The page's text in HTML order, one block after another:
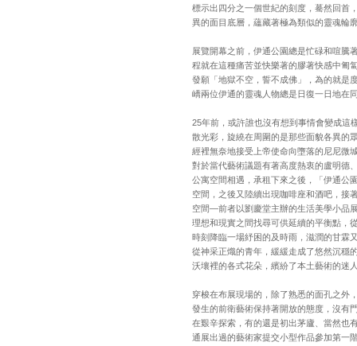
標示出四分之一個世紀的刻度，驀然回首
異的面目底層，蘊藏著極為類似的靈魂輪
展覽開幕之前，伊通公園總是忙碌和喧騰
程就在這種痛苦並快樂著的膠著快感中匍
發願「地獄不空，誓不成佛」，為的就是
嶠兩位伊通的靈魂人物總是日復一日地在
25年前，或許誰也沒有想到事情會變成這
散光彩，旋繞在周圍的是那些面貌各異的
經裡無奈地接受上帝使命向墮落的尼尼微
對於當代藝術議題有著高度熱衷的盧明
公寓空間相遇，承租下來之後，「伊通公
空間，之後又陸續出現咖啡座和酒吧，
空間—前者以劉慶堂主辦的生活美學小品
理想和現實之間找尋可供延續的平衡點，
時刻降臨一場紓困的及時雨，滋潤的甘霖
從神采正熾的青年，緩緩走成了悠然沉穩
沃壤裡的各式花朵，繽紛了本土藝術的迷
穿梭在布展現場的，除了熟悉的面孔之外
發生的前衛藝術保持著開放的態度，沒有
在艱辛探索，有的還是初出茅廬、當然也
通展出過的藝術家提交小型作品參加第一